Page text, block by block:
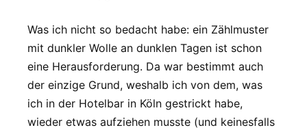
Was ich nicht so bedacht habe: ein Zählmuster
mit dunkler Wolle an dunklen Tagen ist schon
eine Herausforderung. Da war bestimmt auch
der einzige Grund, weshalb ich von dem, was
ich in der Hotelbar in Köln gestrickt habe,
wieder etwas aufziehen musste (und keinesfalls